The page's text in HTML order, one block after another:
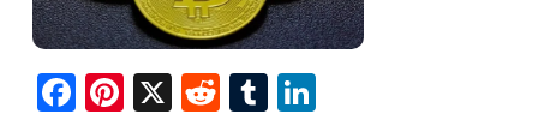
F
Pi X
R
T